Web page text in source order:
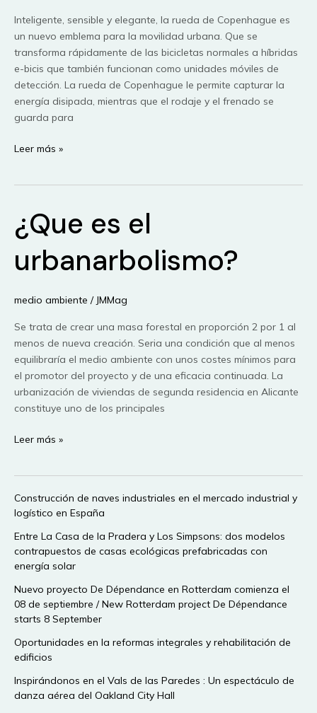
hectáreas
Inteligente, sensible y elegante, la rueda de Copenhague es
un nuevo emblema para la movilidad urbana. Que se
transforma rápidamente de las bicicletas normales a híbridas
e-bicis que también funcionan como unidades móviles de
detección. La rueda de Copenhague le permite capturar la
energía disipada, mientras que el rodaje y el frenado se
guarda para
LA
COPENHAGUE
Leer más »
¿Que es el
urbanarbolismo?
medio ambiente / JMMag
Se trata de crear una masa forestal en proporción 2 por 1 al
menos de nueva creación. Seria una condición que al menos
equilibraría el medio ambiente con unos costes mínimos para
el promotor del proyecto y de una eficacia continuada. La
urbanización de viviendas de segunda residencia en Alicante
constituye uno de los principales
¿Que
Leer más »
Construcción de naves industriales en el mercado industrial y
logístico en España
Entre La Casa de la Pradera y Los Simpsons: dos modelos
contrapuestos de casas ecológicas prefabricadas con
energía solar
Nuevo proyecto De Dépendance en Rotterdam comienza el
08 de septiembre / New Rotterdam project De Dépendance
starts 8 September
Oportunidades en la reformas integrales y rehabilitación de
edificios
Inspirándonos en el Vals de las Paredes : Un espectáculo de
danza aérea del Oakland City Hall